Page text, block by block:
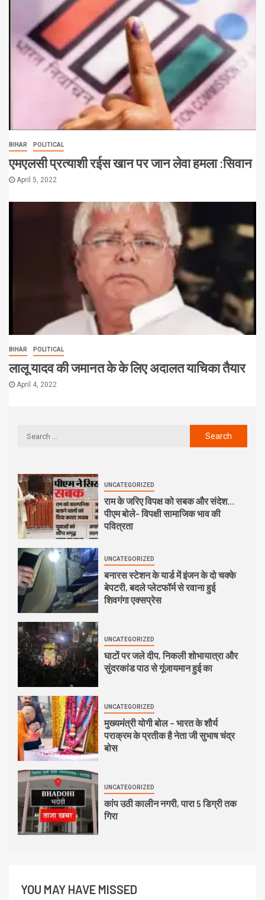
BIHAR POLITICAL
एमएलसी प्रत्याशी रईस खान पर जान लेवा हमला :सिवान
April 5, 2022
BIHAR POLITICAL
लालू यादव की जमानत के के लिए अदालत याचिका तैयार
April 4, 2022
UNCATEGORIZED
राम के जरिए विपक्ष को सबक और संदेश…
पीएम बोले- विपक्षी सामाजिक भाव की
पवित्रता
UNCATEGORIZED
बनारस स्टेशन के यार्ड में इंजन के दो चक्के
बेपटरी, बदले प्लेटफॉर्म से रवाना हुई
शिवगंगा एक्सप्रेस
UNCATEGORIZED
घाटों पर जले दीप, निकली शोभायात्रा और
सुंदरकांड पाठ से गूंजायमान हुई का
UNCATEGORIZED
मुख्यमंत्री योगी बोल – भारत के शौर्य
पराक्रम के प्रतीक है नेता जी सुभाष चंद्र
बोस
UNCATEGORIZED
कांप उठी कालीन नगरी, पारा 5 डिग्री तक
गिरा
YOU MAY HAVE MISSED